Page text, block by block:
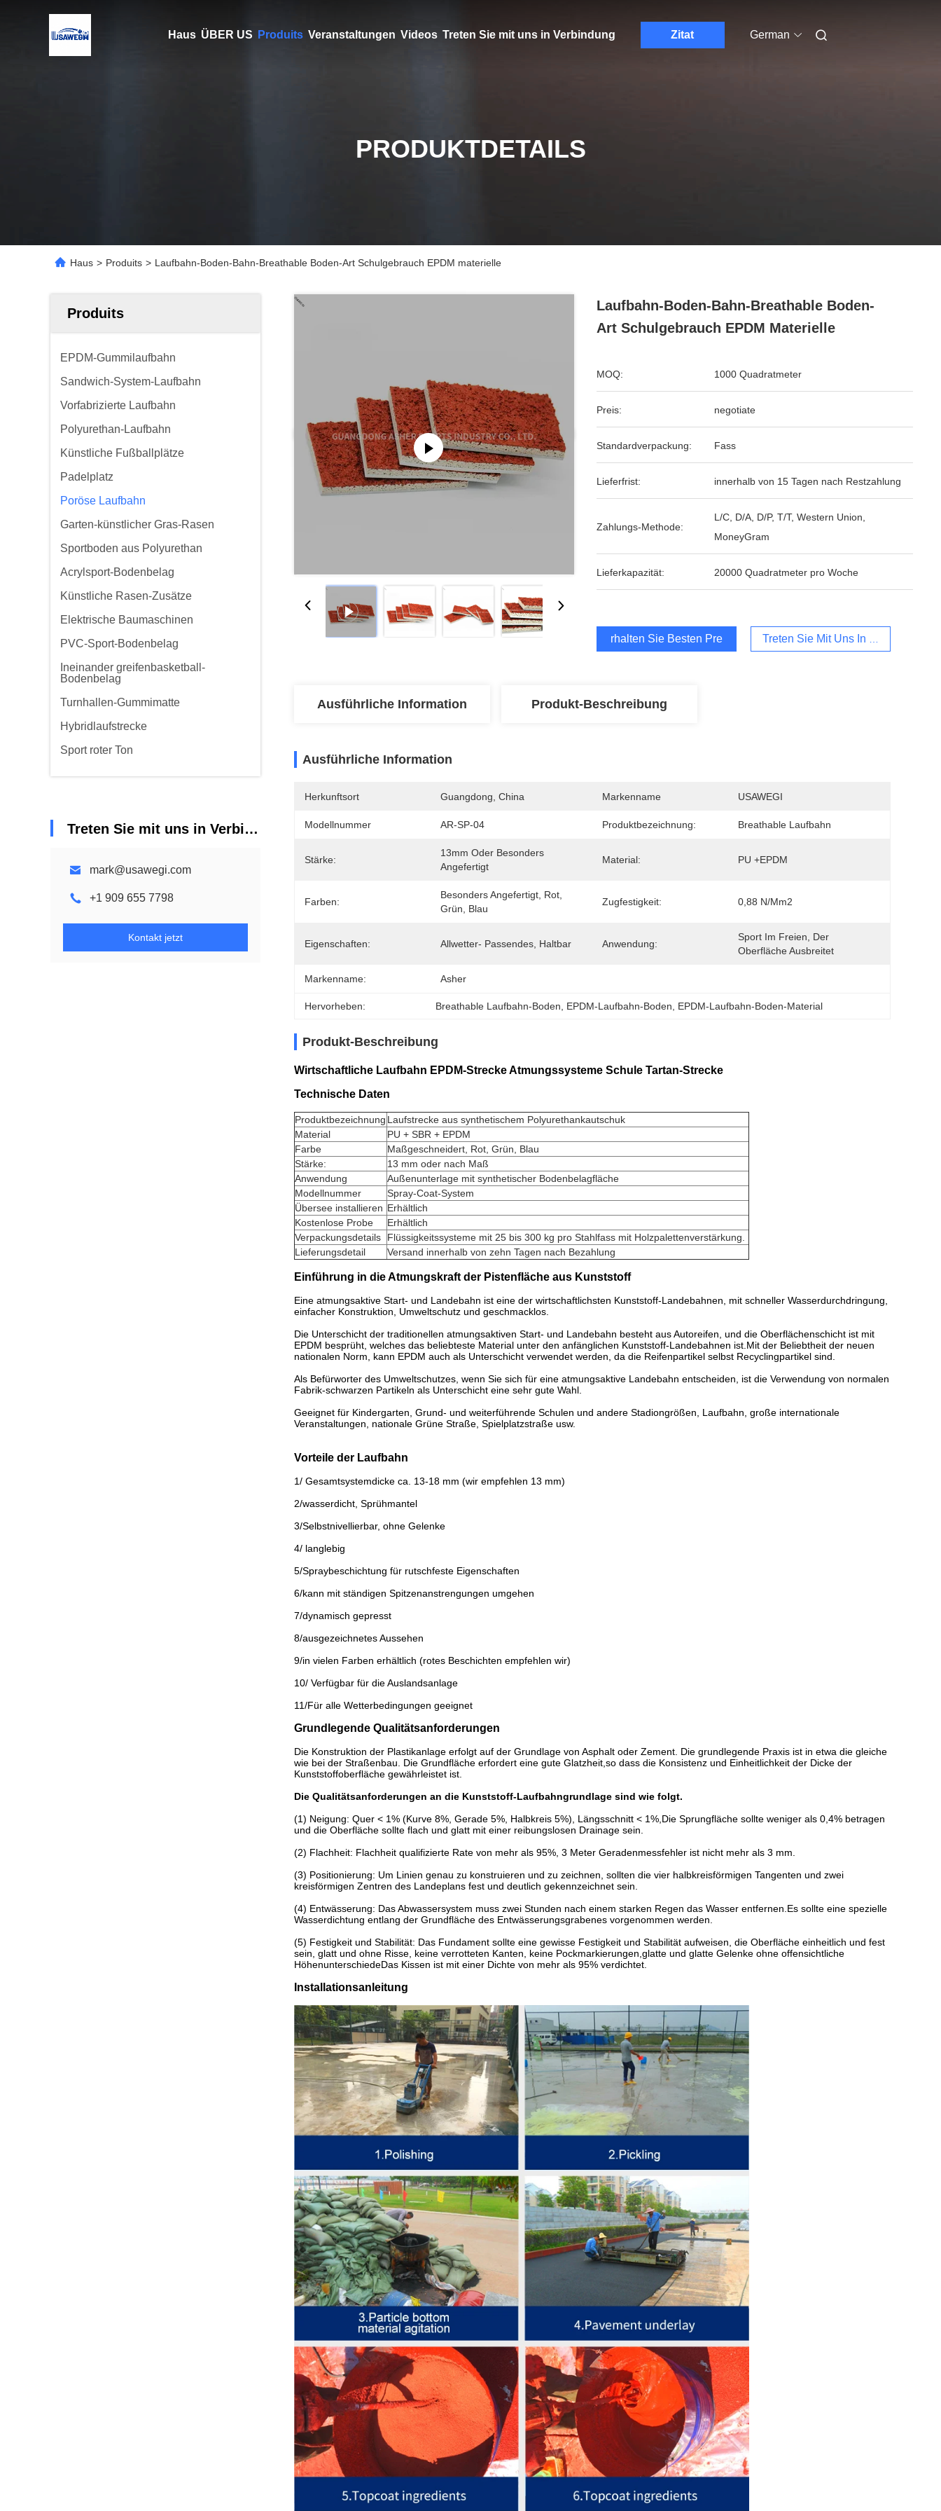
Haus ÜBER US Produits Veranstaltungen Videos Treten Sie mit uns in Verbindung Zitat German
PRODUKTDETAILS
Haus > Produits > Laufbahn-Boden-Bahn-Breathable Boden-Art Schulgebrauch EPDM materielle
Produits
EPDM-Gummilaufbahn
Sandwich-System-Laufbahn
Vorfabrizierte Laufbahn
Polyurethan-Laufbahn
Künstliche Fußballplätze
Padelplatz
Poröse Laufbahn
Garten-künstlicher Gras-Rasen
Sportboden aus Polyurethan
Acrylsport-Bodenbelag
Künstliche Rasen-Zusätze
Elektrische Baumaschinen
PVC-Sport-Bodenbelag
Ineinander greifenbasketball-
Bodenbelag
Turnhallen-Gummimatte
Hybridlaufstrecke
Sport roter Ton
Treten Sie mit uns in Verbindung
mark@usawegi.com
+1 909 655 7798
Kontakt jetzt
Laufbahn-Boden-Bahn-Breathable Boden-
Art Schulgebrauch EPDM Materielle
MOQ: 1000 Quadratmeter
Preis: negotiate
Standardverpackung: Fass
Lieferfrist: innerhalb von 15 Tagen nach Restzahlung
Zahlungs-Methode:
L/C, D/A, D/P, T/T, Western Union,
MoneyGram
Lieferkapazität: 20000 Quadratmeter pro Woche
Erhalten Sie Besten Preis Treten Sie Mit Uns In Verbindung
Ausführliche Information Produkt-Beschreibung
Ausführliche Information
Herkunftsort Guangdong, China Markenname USAWEGI
Modellnummer AR-SP-04 Produktbezeichnung: Breathable Laufbahn
Stärke:
13mm Oder Besonders
Angefertigt
Material: PU +EPDM
Farben:
Besonders Angefertigt, Rot,
Grün, Blau
Zugfestigkeit: 0,88 N/mm2
Eigenschaften: Allwetter- Passendes, Haltbar Anwendung:
Sport Im Freien, Der
Oberfläche Ausbreitet
Markenname: Asher
Hervorheben: Breathable Laufbahn-Boden EPDM-Laufbahn-Boden EPDM-Laufbahn-Boden-Material
Produkt-Beschreibung
Wirtschaftliche Laufbahn EPDM-Strecke Atmungssysteme Schule Tartan-Strecke
Technische Daten
Produktbezeichnung Laufstrecke aus synthetischem Polyurethankautschuk
Material
PU + SBR + EPDM
Farbe
Maßgeschneidert, Rot, Grün, Blau
Stärke:
13 mm oder nach Maß
Anwendung
Außenunterlage mit synthetischer Bodenbelagfläche
Modellnummer
Spray-Coat-System
Übersee installieren Erhältlich
Kostenlose Probe
Erhältlich
Verpackungsdetails
Flüssigkeitssysteme mit 25 bis 300 kg pro Stahlfass mit Holzpalettenverstärkung.
Lieferungsdetail
Versand innerhalb von zehn Tagen nach Bezahlung
Einführung in die Atmungskraft der Pistenfläche aus Kunststoff
Eine atmungsaktive Start- und Landebahn ist eine der wirtschaftlichsten Kunststoff-Landebahnen, mit schneller Wasserdurchdringung,
einfacher Konstruktion, Umweltschutz und geschmacklos.
Die Unterschicht der traditionellen atmungsaktiven Start- und Landebahn besteht aus Autoreifen, und die Oberflächenschicht ist mit
EPDM besprüht, welches das beliebteste Material unter den anfänglichen Kunststoff-Landebahnen ist.Mit der Beliebtheit der neuen
nationalen Norm, kann EPDM auch als Unterschicht verwendet werden, da die Reifenpartikel selbst Recyclingpartikel sind.
Als Befürworter des Umweltschutzes, wenn Sie sich für eine atmungsaktive Landebahn entscheiden, ist die Verwendung von normalen
Fabrik-schwarzen Partikeln als Unterschicht eine sehr gute Wahl.
Geeignet für Kindergarten, Grund- und weiterführende Schulen und andere Stadiongrößen, Laufbahn, große internationale
Veranstaltungen, nationale Grüne Straße, Spielplatzstraße usw.
Vorteile der Laufbahn
1/ Gesamtsystemdicke ca. 13-18 mm (wir empfehlen 13 mm)
2/wasserdicht, Sprühmantel
3/Selbstnivellierbar, ohne Gelenke
4/ langlebig
5/Spraybeschichtung für rutschfeste Eigenschaften
6/kann mit ständigen Spitzenanstrengungen umgehen
7/dynamisch gepresst
8/ausgezeichnetes Aussehen
9/in vielen Farben erhältlich (rotes Beschichten empfehlen wir)
10/ Verfügbar für die Auslandsanlage
11/Für alle Wetterbedingungen geeignet
Grundlegende Qualitätsanforderungen
Die Konstruktion der Plastikanlage erfolgt auf der Grundlage von Asphalt oder Zement. Die grundlegende Praxis ist in etwa die gleiche
wie bei der Straßenbau. Die Grundfläche erfordert eine gute Glatzheit,so dass die Konsistenz und Einheitlichkeit der Dicke der
Kunststoffoberfläche gewährleistet ist.
Die Qualitätsanforderungen an die Kunststoff-Laufbahngrundlage sind wie folgt.
(1) Neigung: Quer < 1% (Kurve 8%, Gerade 5%, Halbkreis 5%), Längsschnitt < 1%, Die Sprungfläche sollte weniger als 0,4% betragen
und die Oberfläche sollte flach und glatt mit einer reibungslosen Drainage sein.
(2) Flachheit: Flachheit qualifizierte Rate von mehr als 95%, 3 Meter Geradenmessfehler ist nicht mehr als 3 mm.
(3) Positionierung: Um Linien genau zu konstruieren und zu zeichnen, sollten die vier halbkreisförmigen Tangenten und zwei
kreisförmigen Zentren des Landeplans fest und deutlich gekennzeichnet sein.
(4) Entwässerung: Das Abwassersystem muss zwei Stunden nach einem starken Regen das Wasser entfernen.Es sollte eine spezielle
Wasserdichtung entlang der Grundfläche des Entwässerungsgrabenes vorgenommen werden.
(5) Festigkeit und Stabilität: Das Fundament sollte eine gewisse Festigkeit und Stabilität aufweisen, die Oberfläche einheitlich und fest
sein, glatt und ohne Risse, keine verrotteten Kanten, keine Pockmarkierungen,glatte und glatte Gelenke ohne offensichtliche
HöhenunterschiedeDas Kissen ist mit einer Dichte von mehr als 95% verdichtet.
Installationsanleitung